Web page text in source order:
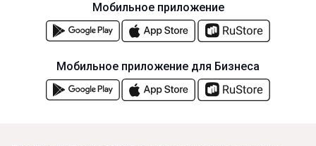
Мобильное приложение
Мобильное приложение для Бизнеса